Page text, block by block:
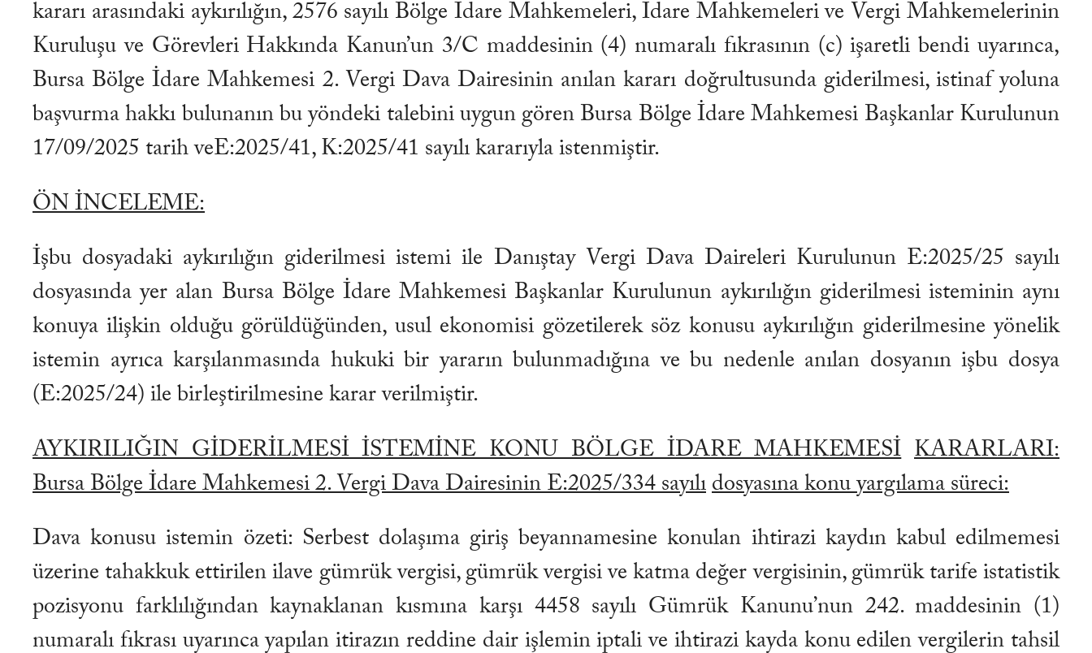
kararı arasındaki aykırılığın, 2576 sayılı Bölge İdare Mahkemeleri, İdare Mahkemeleri ve Vergi Mahkemelerinin
Kuruluşu ve Görevleri Hakkında Kanun’un 3/C maddesinin (4) numaralı fıkrasının (c) işaretli bendi uyarınca,
Bursa Bölge İdare Mahkemesi 2. Vergi Dava Dairesinin anılan kararı doğrultusunda giderilmesi, istinaf yoluna
başvurma hakkı bulunanın bu yöndeki talebini uygun gören Bursa Bölge İdare Mahkemesi Başkanlar Kurulunun
17/09/2025 tarih veE:2025/41, K:2025/41 sayılı kararıyla istenmiştir.
ÖN İNCELEME:
İşbu dosyadaki aykırılığın giderilmesi istemi ile Danıştay Vergi Dava Daireleri Kurulunun E:2025/25 sayılı
dosyasında yer alan Bursa Bölge İdare Mahkemesi Başkanlar Kurulunun aykırılığın giderilmesi isteminin aynı
konuya ilişkin olduğu görüldüğünden, usul ekonomisi gözetilerek söz konusu aykırılığın giderilmesine yönelik
istemin ayrıca karşılanmasında hukuki bir yararın bulunmadığına ve bu nedenle anılan dosyanın işbu dosya
(E:2025/24) ile birleştirilmesine karar verilmiştir.
AYKIRILIĞIN GİDERİLMESİ İSTEMİNE KONU BÖLGE İDARE MAHKEMESİ
KARARLARI:
Bursa Bölge İdare Mahkemesi 2. Vergi Dava Dairesinin E:2025/334 sayılı dosyasına konu yargılama süreci:
Dava konusu istemin özeti: Serbest dolaşıma giriş beyannamesine konulan ihtirazi kaydın kabul edilmemesi
üzerine tahakkuk ettirilen ilave gümrük vergisi, gümrük vergisi ve katma değer vergisinin, gümrük tarife istatistik
pozisyonu farklılığından kaynaklanan kısmına karşı 4458 sayılı Gümrük Kanunu’nun 242. maddesinin (1)
numaralı fıkrası uyarınca yapılan itirazın reddine dair işlemin iptali ve ihtirazi kayda konu edilen vergilerin tahsil